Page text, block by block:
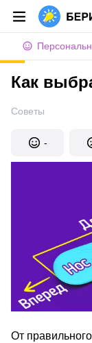
Как
Советы
-
От